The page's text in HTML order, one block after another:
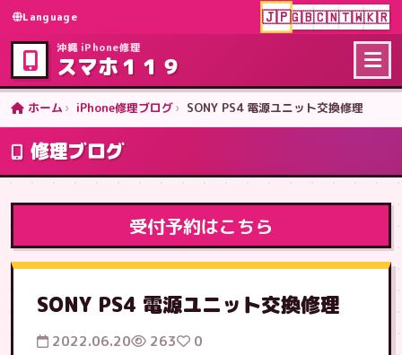
Language 🇯🇵🇬🇧🇨🇳🇹🇼🇰🇷
沖縄 iPhone修理
スマホ１１９
ホーム iPhone修理ブログ SONY PS4 電源ユニット交換修理
修理ブログ
受付予約はこちら
SONY PS4 電源ユニット交換修理
2022.06.20 263 0